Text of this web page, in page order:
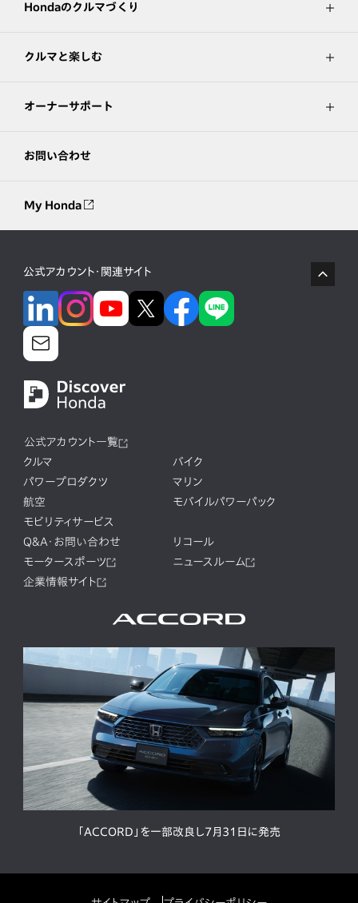
Hondaのクルマづくり
クルマと楽しむ
オーナーサポート
お問い合わせ
My Honda
公式アカウント・関連サイト
公式アカウント一覧
クルマ
バイク
パワープロダクツ
マリン
航空
モバイルパワーパック
モビリティサービス
Q&A・お問い合わせ
リコール
モータースポーツ
ニュースルーム
企業情報サイト
「ACCORD」を一部改良し7月31日に発売